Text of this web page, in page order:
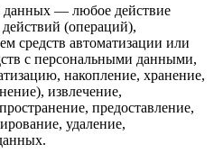
данных — любое действие
(операций),
средств автоматизации или
с персональными данными,
накопление, хранение,
извлечение,
предоставление,
удаление,